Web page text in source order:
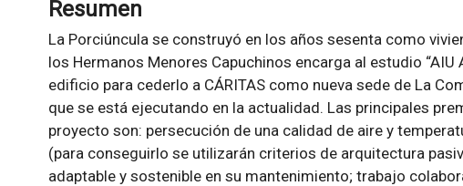
Resumen
La Porciúncula se construyó en los años sesenta como
los Hermanos Menores Capuchinos encarga al estudio
edificio para cederlo a CÁRITAS como nueva sede de La
que se está ejecutando en la actualidad. Las principales
proyecto son: persecución de una calidad de aire y
(para conseguirlo se utilizarán criterios de arquitectura
adaptable y sostenible en su mantenimiento; trabajo